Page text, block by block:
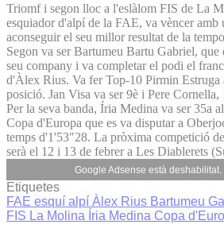
Triomf i segon lloc a l'eslàlom FIS de La
esquiador d'alpí de la FAE, va vèncer
aconseguir el seu millor resultat de la
Segon va ser Bartumeu Bartu Gabriel, que
seu company i va completar el podi el
d'Àlex Rius. Va fer Top-10 Pirmin Estruga
posició. Jan Visa va ser 9è i Pere Cornella,
Per la seva banda, Íria Medina va ser 35a
Copa d'Europa que es va disputar a
temps d'1'53"28. La pròxima competició
serà el 12 i 13 de febrer a Les Diablerets
Google Adsense està deshabilitat.
Etiquetes
FAE esquí alpí Àlex Rius Bartumeu
FIS La Molina Íria Medina Copa